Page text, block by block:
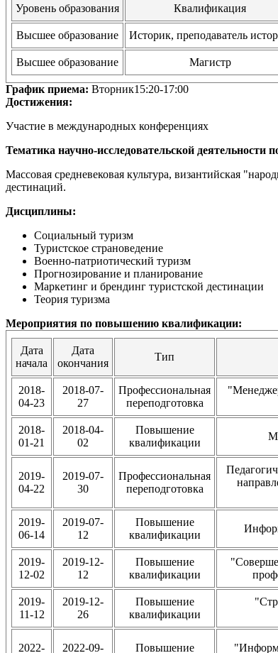
Уровень образования Квалификация
Высшее образование Историк, преподаватель
Высшее образование Магистр
График приема: Вторник15:20-17:00
Достижения:
Участие в международных конференциях
Тематика научно-исследовательской
Массовая средневековая культура, византийская
дестинаций.
Дисциплины:
Социальный туризм
Туристское страноведение
Военно-патриотический туризм
Прогнозирование и планирование
Маркетинг и брендинг туристской дестинации
Теория туризма
Мероприятия по повышению квалификации:
Дата
начала
Дата
окончания
Тип
2018-
04-23
2018-07-
27
Профессиональная
переподготовка
2018-
01-21
2018-04-
02
Повышение
квалификации
2019-
04-22
2019-07-
30
Профессиональная
переподготовка
2019-
06-14
2019-07-
12
Повышение
квалификации
2019-
12-02
2019-12-
12
Повышение
квалификации
2019-
11-12
2019-12-
26
Повышение
квалификации
2022-
2022-09-
Повышение